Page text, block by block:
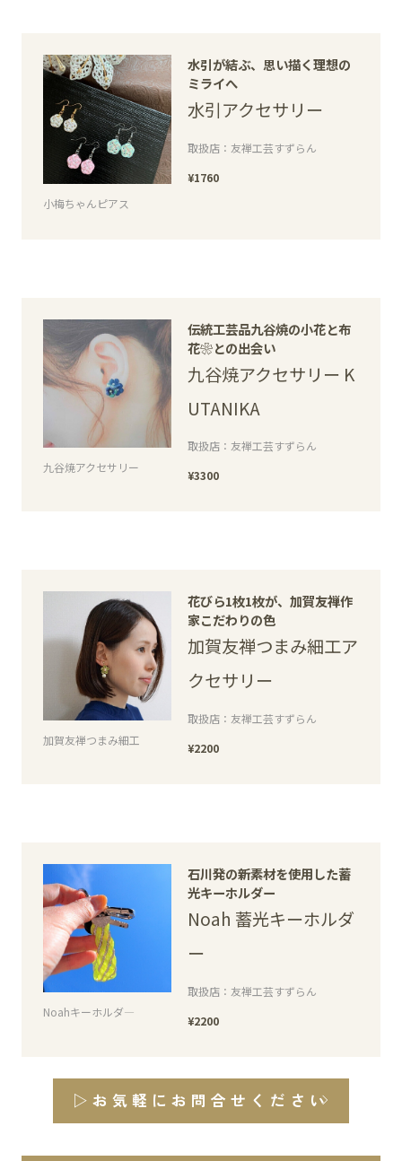
小梅ちゃんピアス
水引が結ぶ、思い描く理想の
ミライへ
水引アクセサリー
取扱店：友禅工芸すずらん
¥1760
九谷焼アクセサリー
伝統工芸品九谷焼の小花と布
花❀との出会い
九谷焼アクセサリー K
UTANIKA
取扱店：友禅工芸すずらん
¥3300
加賀友禅つまみ細工
花びら1枚1枚が、加賀友禅作
家こだわりの色
加賀友禅つまみ細工ア
クセサリー
取扱店：友禅工芸すずらん
¥2200
Noahキーホルダ―
石川発の新素材を使用した蓄
光キーホルダー
Noah 蓄光キーホルダ
ー
取扱店：友禅工芸すずらん
¥2200
▷お気軽にお問合せください